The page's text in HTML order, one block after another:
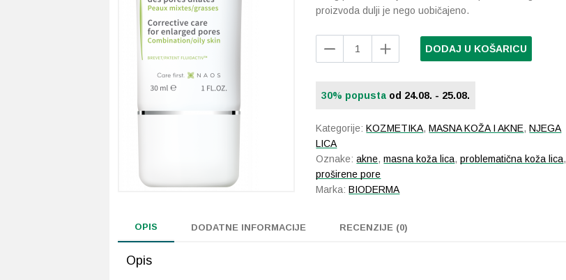
proizvoda dulji je nego uobičajeno.
ml
količina
DODAJ U KOŠARICU
30% popusta od 24.08. - 25.08.
Kategorije:KOZMETIKA,MASNA KOŽA I AKNE,NJEGA
LICA
Oznake:akne,masna koža lica,problematična koža lica,
proširene pore
Marka:BIODERMA
OPIS DODATNE INFORMACIJE RECENZIJE (0)
Opis